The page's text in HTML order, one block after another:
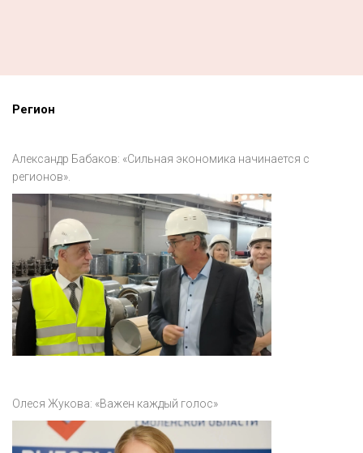
Регион
Александр Бабаков: «Сильная экономика начинается с
регионов».
Олеся Жукова: «Важен каждый голос»